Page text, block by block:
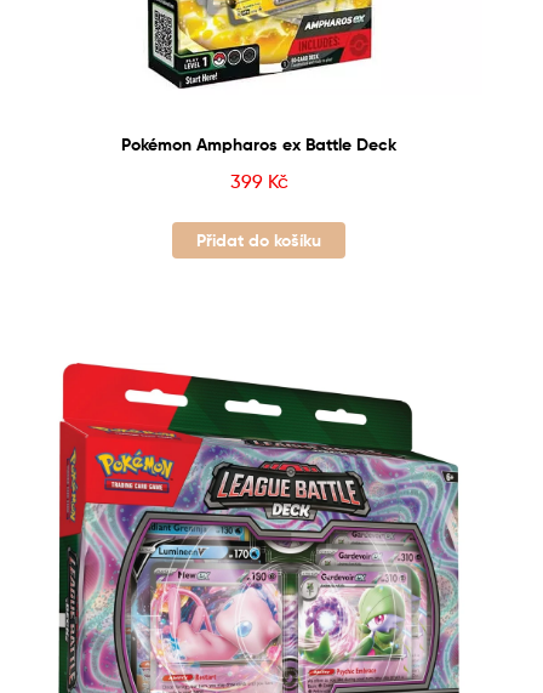
Pokémon Ampharos ex Battle Deck
399 Kč
Přidat do košíku